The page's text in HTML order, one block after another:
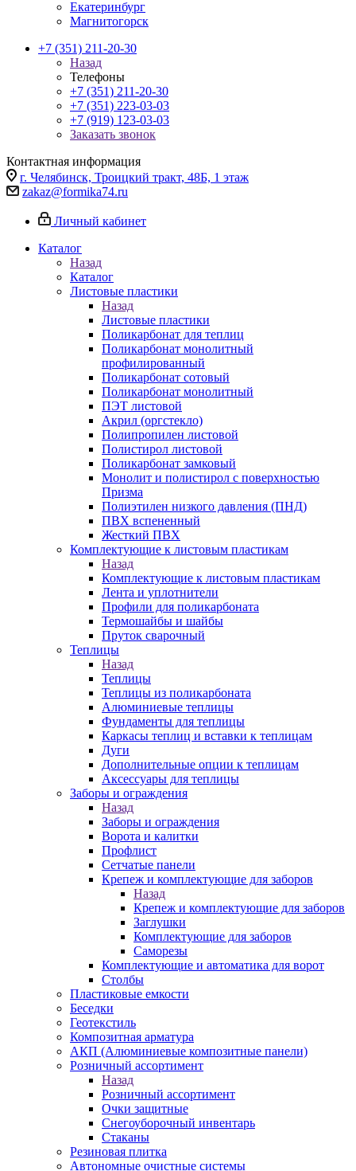
Екатеринбург
Магнитогорск
+7 (351) 211-20-30
Назад
Телефоны
+7 (351) 211-20-30
+7 (351) 223-03-03
+7 (919) 123-03-03
Заказать звонок
Контактная информация
г. Челябинск, Троицкий тракт, 48Б, 1 этаж
zakaz@formika74.ru
Личный кабинет
Каталог
Назад
Каталог
Листовые пластики
Назад
Листовые пластики
Поликарбонат для теплиц
Поликарбонат монолитный
профилированный
Поликарбонат сотовый
Поликарбонат монолитный
ПЭТ листовой
Акрил (оргстекло)
Полипропилен листовой
Полистирол листовой
Поликарбонат замковый
Монолит и полистирол с поверхностью
Призма
Полиэтилен низкого давления (ПНД)
ПВХ вспененный
Жесткий ПВХ
Комплектующие к листовым пластикам
Назад
Комплектующие к листовым пластикам
Лента и уплотнители
Профили для поликарбоната
Термошайбы и шайбы
Пруток сварочный
Теплицы
Назад
Теплицы
Теплицы из поликарбоната
Алюминиевые теплицы
Фундаменты для теплицы
Каркасы теплиц и вставки к теплицам
Дуги
Дополнительные опции к теплицам
Аксессуары для теплицы
Заборы и ограждения
Назад
Заборы и ограждения
Ворота и калитки
Профлист
Сетчатые панели
Крепеж и комплектующие для заборов
Назад
Крепеж и комплектующие для заборов
Заглушки
Комплектующие для заборов
Саморезы
Комплектующие и автоматика для ворот
Столбы
Пластиковые емкости
Беседки
Геотекстиль
Композитная арматура
АКП (Алюминиевые композитные панели)
Розничный ассортимент
Назад
Розничный ассортимент
Очки защитные
Снегоуборочный инвентарь
Стаканы
Резиновая плитка
Автономные очистные системы